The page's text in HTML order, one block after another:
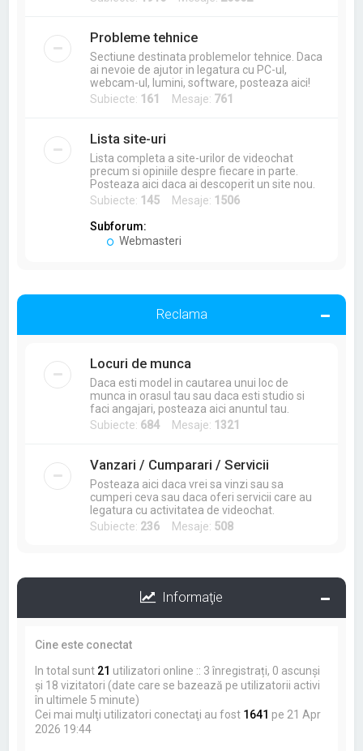
Probleme tehnice
Sectiune destinata problemelor tehnice. Daca
ai nevoie de ajutor in legatura cu PC-ul,
webcam-ul, lumini, software, posteaza aici!
Subiecte: 161 Mesaje: 761
Lista site-uri
Lista completa a site-urilor de videochat
precum si opiniile despre fiecare in parte.
Posteaza aici daca ai descoperit un site nou.
Subiecte: 145 Mesaje: 1506
Subforum:
Webmasteri
Reclama
Locuri de munca
Daca esti model in cautarea unui loc de
munca in orasul tau sau daca esti studio si
faci angajari, posteaza aici anuntul tau.
Subiecte: 684 Mesaje: 1321
Vanzari / Cumparari / Servicii
Posteaza aici daca vrei sa vinzi sau sa
cumperi ceva sau daca oferi servicii care au
legatura cu activitatea de videochat.
Subiecte: 236 Mesaje: 508
Informaţie
Cine este conectat
In total sunt 21 utilizatori online :: 3 înregistrați, 0 ascunși
și 18 vizitatori (date care se bazează pe utilizatorii activi
în ultimele 5 minute)
Cei mai mulţi utilizatori conectaţi au fost 1641 pe 21 Apr
2026 19:44